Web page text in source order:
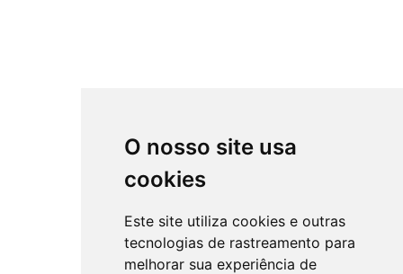
O nosso site usa
cookies
Este site utiliza cookies e outras
tecnologias de rastreamento para
melhorar sua experiência de